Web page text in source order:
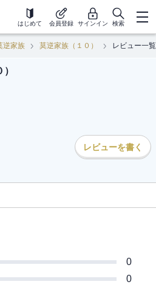
はじめて 会員登録 サインイン 検索
逆家族 莫逆家族（１０） レビュー一覧
レビューを書く
0
0